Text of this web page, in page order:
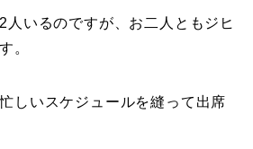
人いるのですが、お二人ともジヒ
。
しいスケジュールを縫って出席